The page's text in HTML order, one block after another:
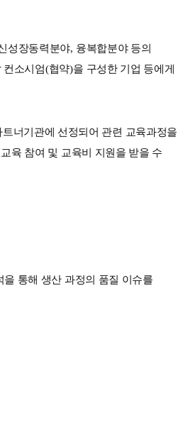
성장동력분야, 융복합분야 등의
컨소시엄(협약)을 구성한 기업 등에게
트너기관에 선정되어 관련 교육과정을
육 참여 및 교육비 지원을 받을 수
통해 생산 과정의 품질 이슈를